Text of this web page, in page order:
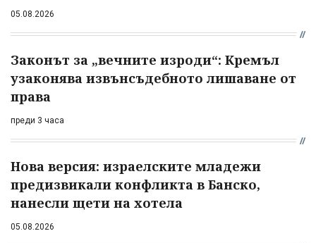
05.08.2026
Законът за „вечните изроди“: Кремъл
узаконява извънсъдебното лишаване от
права
преди 3 часа
Нова версия: израелските младежи
предизвикали конфликта в Банско,
нанесли щети на хотела
05.08.2026